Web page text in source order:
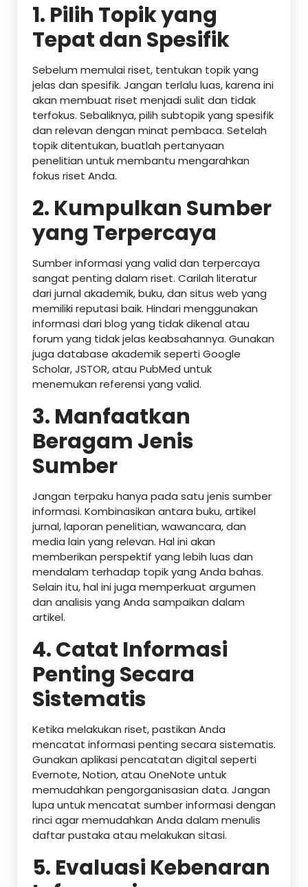
1. Pilih Topik yang
Tepat dan Spesifik
Sebelum memulai riset, tentukan topik yang
jelas dan spesifik. Jangan terlalu luas, karena ini
akan membuat riset menjadi sulit dan tidak
terfokus. Sebaliknya, pilih subtopik yang spesifik
dan relevan dengan minat pembaca. Setelah
topik ditentukan, buatlah pertanyaan
penelitian untuk membantu mengarahkan
fokus riset Anda.
2. Kumpulkan Sumber
yang Terpercaya
Sumber informasi yang valid dan terpercaya
sangat penting dalam riset. Carilah literatur
dari jurnal akademik, buku, dan situs web yang
memiliki reputasi baik. Hindari menggunakan
informasi dari blog yang tidak dikenal atau
forum yang tidak jelas keabsahannya. Gunakan
juga database akademik seperti Google
Scholar, JSTOR, atau PubMed untuk
menemukan referensi yang valid.
3. Manfaatkan
Beragam Jenis
Sumber
Jangan terpaku hanya pada satu jenis sumber
informasi. Kombinasikan antara buku, artikel
jurnal, laporan penelitian, wawancara, dan
media lain yang relevan. Hal ini akan
memberikan perspektif yang lebih luas dan
mendalam terhadap topik yang Anda bahas.
Selain itu, hal ini juga memperkuat argumen
dan analisis yang Anda sampaikan dalam
artikel.
4.Catat Informasi
Penting Secara
Sistematis
Ketika melakukan riset, pastikan Anda
mencatat informasi penting secara sistematis.
Gunakan aplikasi pencatatan digital seperti
Evernote, Notion, atau OneNote untuk
memudahkan pengorganisasian data. Jangan
lupa untuk mencatat sumber informasi dengan
rinci agar memudahkan Anda dalam menulis
daftar pustaka atau melakukan sitasi.
5. Evaluasi Kebenaran